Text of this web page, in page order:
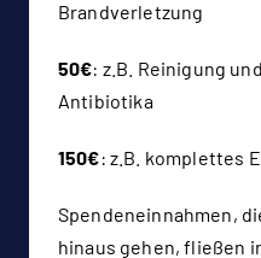
Brandverletzung
50€: z.B. Reinigung
Antibiotika
150€: z.B. komplettes
Spendeneinnahmen,
hinaus gehen, fließen